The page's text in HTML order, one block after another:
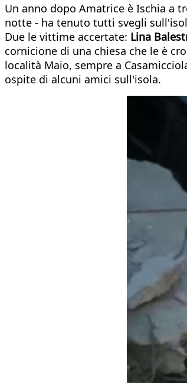
Un anno dopo Amatrice è Ischia a
notte - ha tenuto tutti svegli
Due le vittime accertate: Lina
cornicione di una chiesa che le è
località Maio, sempre a
ospite di alcuni amici sull'isola.